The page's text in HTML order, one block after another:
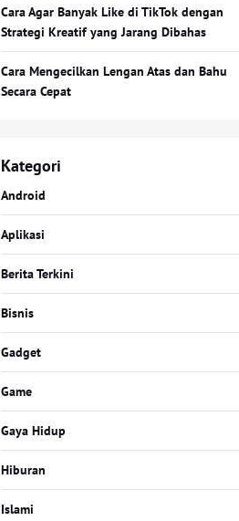
Cara Agar Banyak Like di TikTok dengan
Strategi Kreatif yang Jarang Dibahas
Cara Mengecilkan Lengan Atas dan Bahu
Secara Cepat
Kategori
Android
Aplikasi
Berita Terkini
Bisnis
Gadget
Game
Gaya Hidup
Hiburan
Islami